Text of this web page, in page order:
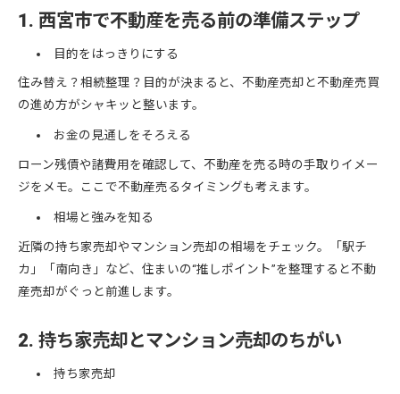
1. 西宮市で不動産を売る前の準備ステップ
目的をはっきりにする
住み替え？相続整理？目的が決まると、不動産売却と不動産売買
の進め方がシャキッと整います。
お金の見通しをそろえる
ローン残債や諸費用を確認して、不動産を売る時の手取りイメー
ジをメモ。ここで不動産売るタイミングも考えます。
相場と強みを知る
近隣の持ち家売却やマンション売却の相場をチェック。「駅チ
カ」「南向き」など、住まいの“推しポイント”を整理すると不動
産売却がぐっと前進します。
2. 持ち家売却とマンション売却のちがい
持ち家売却